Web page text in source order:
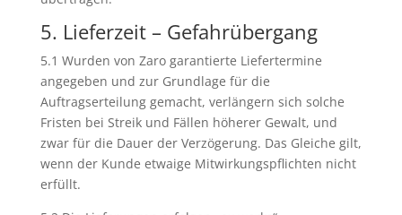
5. Lieferzeit – Gefahrübergang
5.1 Wurden von Zaro garantierte Liefertermine
angegeben und zur Grundlage für die
Auftragserteilung gemacht, verlängern sich solche
Fristen bei Streik und Fällen höherer Gewalt, und
zwar für die Dauer der Verzögerung. Das Gleiche gilt,
wenn der Kunde etwaige Mitwirkungspflichten nicht
erfüllt.